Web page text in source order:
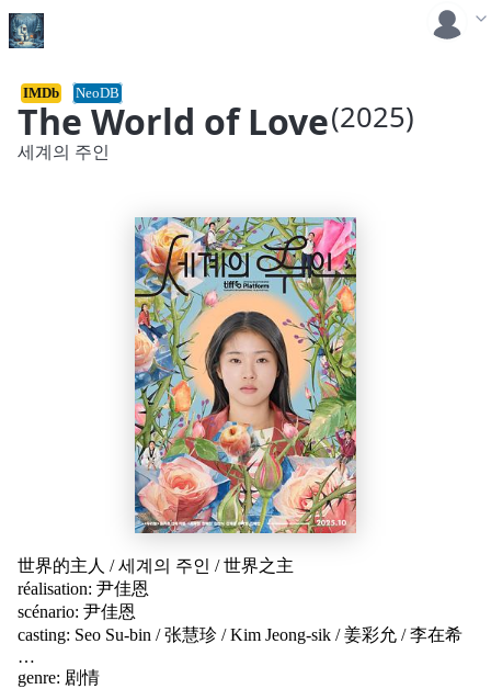
The World of Love (2025)
IMDb NeoDB
世界的主人 /세계의 주인 /世界之主
réalisation: 尹佳恩
scénario: 尹佳恩
casting: Seo Su-bin /张慧珍 /Kim Jeong-sik /姜彩允 /李在希
…
genre: 剧情
세계의 주인